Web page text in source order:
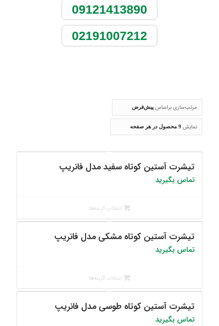
09121413890
02191007212
مرتب‌سازی براساسپیش‌فرض
نمایش 9 محصول در هر صفحه
تیشرت آستین کوتاه سفید مدل فانریپ
تماس بگیرید
انتخاب گزینه‌ها
تیشرت آستین کوتاه مشکی مدل فانریپ
تماس بگیرید
انتخاب گزینه‌ها
تیشرت آستین کوتاه طوسی مدل فانریپ
تماس بگیرید